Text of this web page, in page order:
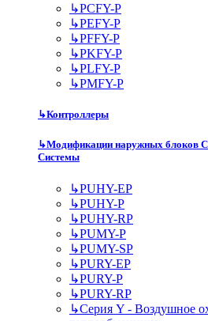
↳PCFY-P
↳PEFY-P
↳PFFY-P
↳PKFY-P
↳PLFY-P
↳PMFY-P
↳Контроллеры
↳Модификации наружных блоков
Системы
↳PUHY-EP
↳PUHY-P
↳PUHY-RP
↳PUMY-P
↳PUMY-SP
↳PURY-EP
↳PURY-P
↳PURY-RP
↳Серия Y - Воздушное